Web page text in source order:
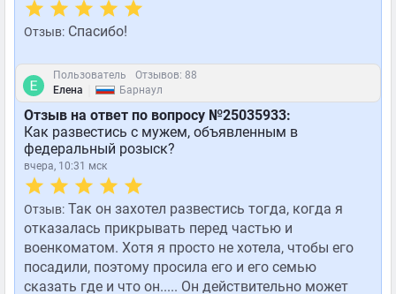
Отзыв: Спасибо!
Пользователь
Отзывов: 88
Елена
Барнаул
Отзыв на ответ по вопросу №25035933:
Как развестись с мужем, объявленным в
федеральный розыск?
вчера, 10:31 мск
Отзыв: Так он захотел развестись тогда, когда я
отказалась прикрывать перед частью и
военкоматом. Хотя я просто не хотела, чтобы его
посадили, поэтому просила его и его семью
сказать где и что он..... Он действительно может